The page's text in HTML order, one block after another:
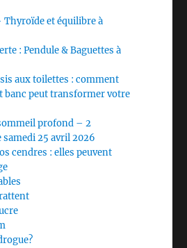
Thyroïde et équilibre à
: Pendule & Baguettes à
aux toilettes : comment
banc peut transformer votre
profond – 2
samedi 25 avril 2026
cendres : elles peuvent